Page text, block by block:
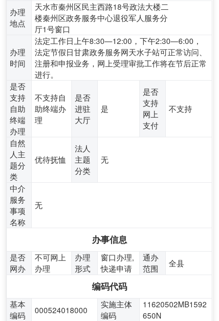
办理
地点
天水市秦州区民主西路18号政法大楼二
楼秦州区政务服务中心退役军人服务分
厅1号窗口
办理
时间
法定工作日上午8:30—12:00，下午2:30—6:00，
法定节假日甘肃政务服务网天水子站可正常访问、
注册和申报业务，网上受理审批工作将在节后正常
进行。
是否
支持
自助
终端
办理
不支持自
助终端办
理
是否
进驻
大厅
是
是否
支持
网上
支付
不支持
自然
人主
题分
类
优待抚恤
法人
主题
分类
无
中介
服务
事项
名称
无
办事信息
是否
网办
不可网上
办理
办理
形式
窗口办理,
快递申请
通办
范围
全县
编码代码
基本
编码
000524018000
实施主体
编码
11620502MB1592
650N